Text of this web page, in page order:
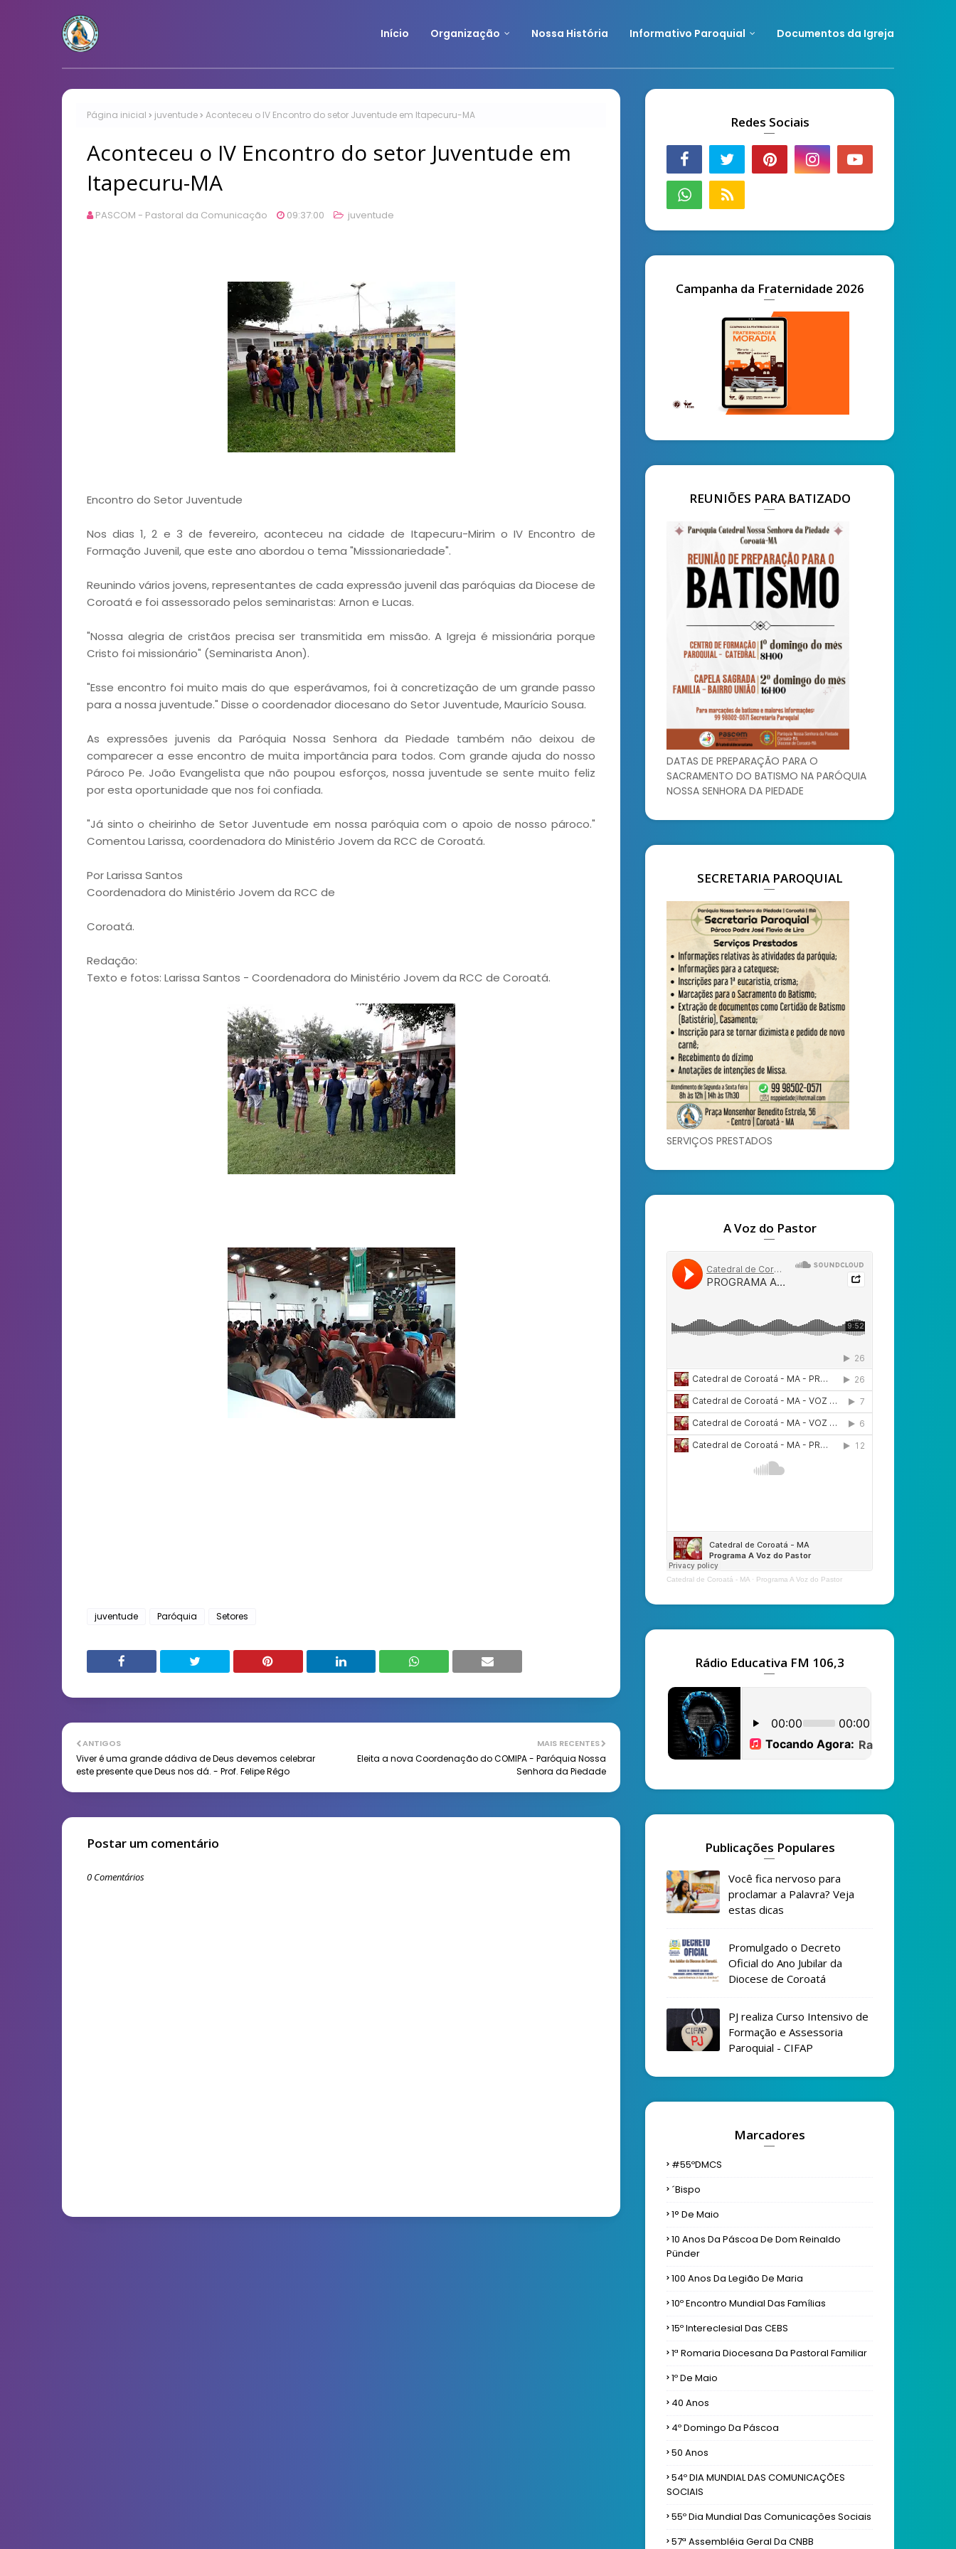
Início Organização Nossa História Informativo Paroquial Documentos da Igreja
Página inicial juventude Aconteceu o IV Encontro do setor Juventude em Itapecuru-MA
Aconteceu o IV Encontro do setor Juventude em
Itapecuru-MA
PASCOM - Pastoral da Comunicação 09:37:00 juventude
Encontro do Setor Juventude
Nos dias 1, 2 e 3 de fevereiro, aconteceu na cidade de Itapecuru-Mirim o IV Encontro de
Formação Juvenil, que este ano abordou o tema "Misssionariedade".
Reunindo vários jovens, representantes de cada expressão juvenil das paróquias da Diocese de
Coroatá e foi assessorado pelos seminaristas: Arnon e Lucas.
"Nossa alegria de cristãos precisa ser transmitida em missão. A Igreja é missionária porque
Cristo foi missionário" (Seminarista Anon).
"Esse encontro foi muito mais do que esperávamos, foi à concretização de um grande passo
para a nossa juventude." Disse o coordenador diocesano do Setor Juventude, Maurício Sousa.
As expressões juvenis da Paróquia Nossa Senhora da Piedade também não deixou de
comparecer a esse encontro de muita importância para todos. Com grande ajuda do nosso
Pároco Pe. João Evangelista que não poupou esforços, nossa juventude se sente muito feliz
por esta oportunidade que nos foi confiada.
"Já sinto o cheirinho de Setor Juventude em nossa paróquia com o apoio de nosso pároco."
Comentou Larissa, coordenadora do Ministério Jovem da RCC de Coroatá.
Por Larissa Santos
Coordenadora do Ministério Jovem da RCC de
Coroatá.
Redação:
Texto e fotos: Larissa Santos - Coordenadora do Ministério Jovem da RCC de Coroatá.
juventude Paróquia Setores
MAIS RECENTES
Eleita a nova Coordenação do COMIPA - Paróquia Nossa
Senhora da Piedade
ANTIGOS
Viver é uma grande dádiva de Deus devemos celebrar
este presente que Deus nos dá. - Prof. Felipe Rêgo
Postar um comentário
0 Comentários
Redes Sociais
Campanha da Fraternidade 2026
REUNIÕES PARA BATIZADO
DATAS DE PREPARAÇÃO PARA O
SACRAMENTO DO BATISMO NA PARÓQUIA
NOSSA SENHORA DA PIEDADE
SECRETARIA PAROQUIAL
SERVIÇOS PRESTADOS
A Voz do Pastor
Catedral de Coroatá - MA · Programa A Voz do Pastor
Rádio Educativa FM 106,3
Publicações Populares
Você fica nervoso para
proclamar a Palavra? Veja
estas dicas
Promulgado o Decreto
Oficial do Ano Jubilar da
Diocese de Coroatá
PJ realiza Curso Intensivo de
Formação e Assessoria
Paroquial - CIFAP
Marcadores
#55ºDMCS
´bispo
1° De Maio
10 Anos Da Páscoa De Dom Reinaldo
Pünder
100 Anos Da Legião De Maria
10º Encontro Mundial Das Famílias
15º Intereclesial Das CEBS
1ª Romaria Diocesana Da Pastoral Familiar
1º De Maio
40 Anos
4º Domingo Da Páscoa
50 Anos
54º DIA MUNDIAL DAS COMUNICAÇÕES
SOCIAIS
55º Dia Mundial Das Comunicações Sociais
57ª Assembléia Geral Da CNBB